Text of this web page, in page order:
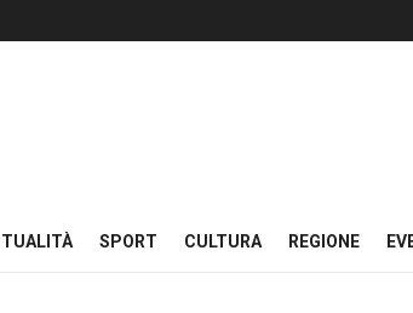
SPORT CULTURA REGIONE